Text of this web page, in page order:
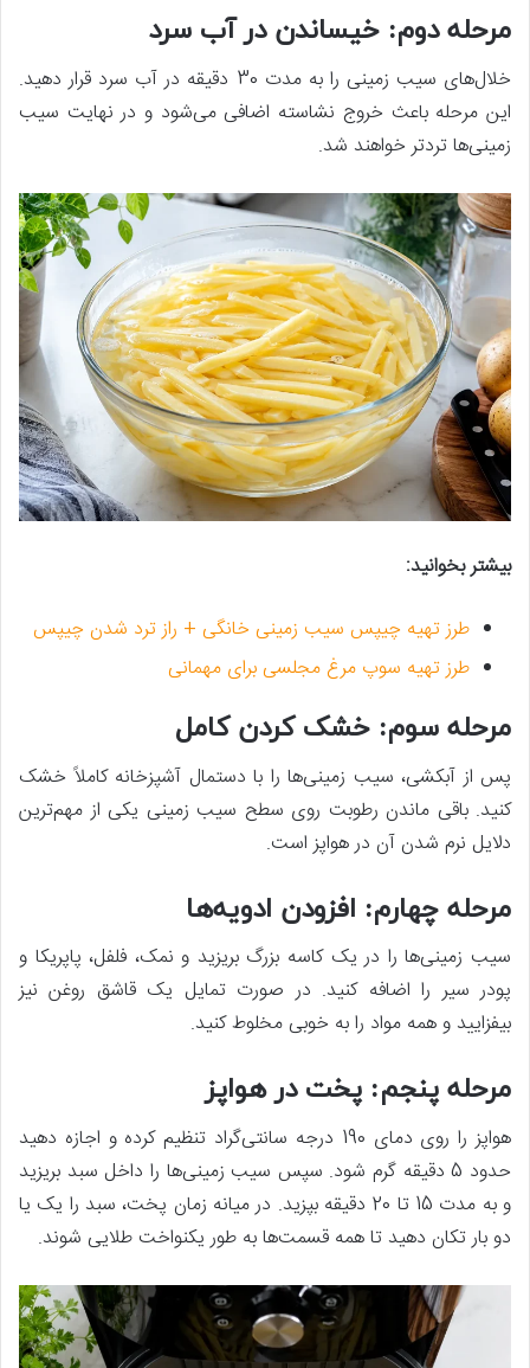
مرحله دوم: خیساندن در آب سرد
خلال‌های سیب زمینی را به مدت 30 دقیقه در آب سرد قرار دهید.
این مرحله باعث خروج نشاسته اضافی می‌شود و در نهایت سیب
زمینی‌ها تردتر خواهند شد.
بیشتر بخوانید:
طرز تهیه چیپس سیب زمینی خانگی + راز ترد شدن چیپس
طرز تهیه سوپ مرغ مجلسی برای مهمانی
مرحله سوم: خشک کردن کامل
پس از آبکشی، سیب زمینی‌ها را با دستمال آشپزخانه کاملاً خشک
کنید. باقی ماندن رطوبت روی سطح سیب زمینی یکی از مهم‌ترین
دلایل نرم شدن آن در هواپز است.
مرحله چهارم: افزودن ادویه‌ها
سیب زمینی‌ها را در یک کاسه بزرگ بریزید و نمک، فلفل، پاپریکا و
پودر سیر را اضافه کنید. در صورت تمایل یک قاشق روغن نیز
بیفزایید و همه مواد را به خوبی مخلوط کنید.
مرحله پنجم: پخت در هواپز
هواپز را روی دمای 190 درجه سانتی‌گراد تنظیم کرده و اجازه دهید
حدود 5 دقیقه گرم شود. سپس سیب زمینی‌ها را داخل سبد بریزید
و به مدت 15 تا 20 دقیقه بپزید. در میانه زمان پخت، سبد را یک یا
دو بار تکان دهید تا همه قسمت‌ها به طور یکنواخت طلایی شوند.